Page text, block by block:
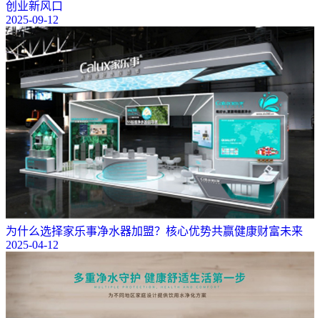
创业新风口
2025-09-12
为什么选择家乐事净水器加盟？核心优势共赢健康财富未来
2025-04-12